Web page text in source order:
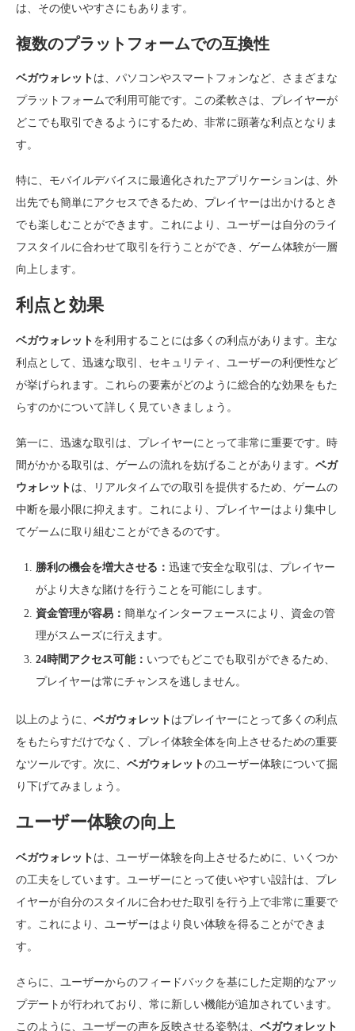
は、その使いやすさにもあります。
複数のプラットフォームでの互換性
ベガウォレット は、パソコンやスマートフォンなど、さまざまな
プラットフォームで利用可能です。この柔軟さは、プレイヤーが
どこでも取引できるようにするため、非常に顕著な利点となりま
す。
特に、モバイルデバイスに最適化されたアプリケーションは、外
出先でも簡単にアクセスできるため、プレイヤーは出かけるとき
でも楽しむことができます。これにより、ユーザーは自分のライ
フスタイルに合わせて取引を行うことができ、ゲーム体験が一層
向上します。
利点と効果
ベガウォレット を利用することには多くの利点があります。主な
利点として、迅速な取引、セキュリティ、ユーザーの利便性など
が挙げられます。これらの要素がどのように総合的な効果をもた
らすのかについて詳しく見ていきましょう。
第一に、迅速な取引は、プレイヤーにとって非常に重要です。時
間がかかる取引は、ゲームの流れを妨げることがあります。 ベガ
ウォレット は、リアルタイムでの取引を提供するため、ゲームの
中断を最小限に抑えます。これにより、プレイヤーはより集中し
てゲームに取り組むことができるのです。
勝利の機会を増大させる： 迅速で安全な取引は、プレイヤー
がより大きな賭けを行うことを可能にします。
資金管理が容易： 簡単なインターフェースにより、資金の管
理がスムーズに行えます。
24時間アクセス可能： いつでもどこでも取引ができるため、
プレイヤーは常にチャンスを逃しません。
以上のように、 ベガウォレット はプレイヤーにとって多くの利点
をもたらすだけでなく、プレイ体験全体を向上させるための重要
なツールです。次に、 ベガウォレットのユーザー体験について掘
り下げてみましょう。
ユーザー体験の向上
ベガウォレット は、ユーザー体験を向上させるために、いくつか
の工夫をしています。ユーザーにとって使いやすい設計は、プレ
イヤーが自分のスタイルに合わせた取引を行う上で非常に重要で
す。これにより、ユーザーはより良い体験を得ることができま
す。
さらに、ユーザーからのフィードバックを基にした定期的なアッ
プデートが行われており、常に新しい機能が追加されています。
このように、ユーザーの声を反映させる姿勢は、 ベガウォレット